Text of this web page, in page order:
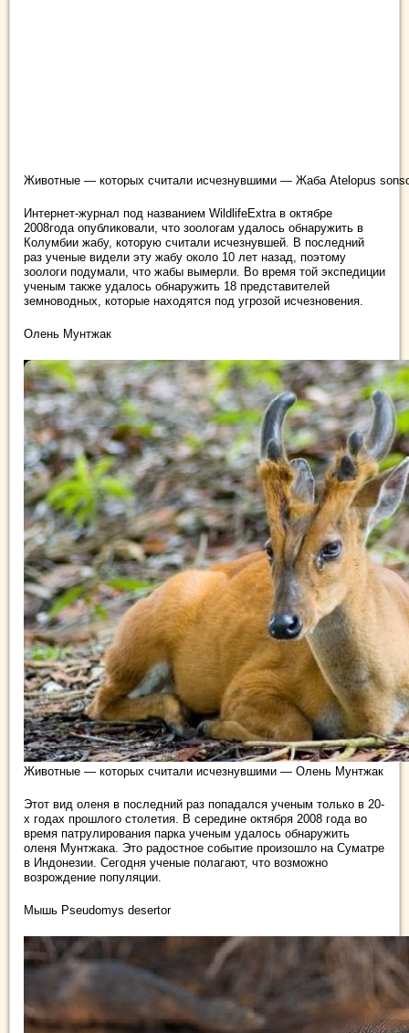
Животные — которых считали исчезнувшими — Жаба Atelopus
Интернет-журнал под названием WildlifeExtra в октябре
2008года опубликовали, что зоологам удалось обнаружить в
Колумбии жабу, которую считали исчезнувшей. В последний
раз ученые видели эту жабу около 10 лет назад, поэтому
зоологи подумали, что жабы вымерли. Во время той экспедиции
ученым также удалось обнаружить 18 представителей
земноводных, которые находятся под угрозой исчезновения.
Олень Мунтжак
Животные — которых считали исчезнувшими — Олень Мунтжак
Этот вид оленя в последний раз попадался ученым только в 20-
х годах прошлого столетия. В середине октября 2008 года во
время патрулирования парка ученым удалось обнаружить
оленя Мунтжака. Это радостное событие произошло на Суматре
в Индонезии. Сегодня ученые полагают, что возможно
возрождение популяции.
Мышь Pseudomys desertor